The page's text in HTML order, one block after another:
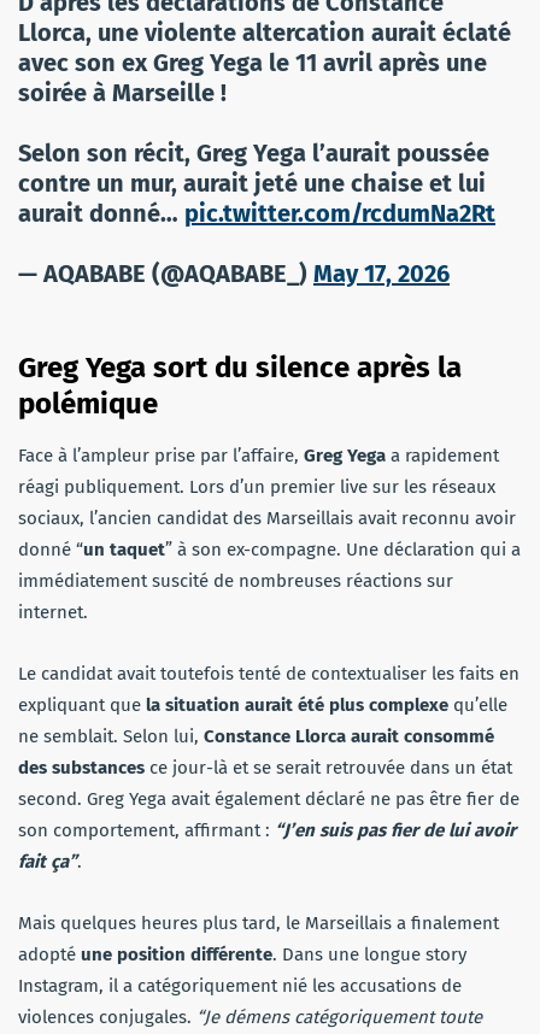
Llorca, une violente altercation aurait éclaté
avec son ex Greg Yega le 11 avril après une
soirée à Marseille !
Selon son récit, Greg Yega l’aurait poussée
contre un mur, aurait jeté une chaise et lui
aurait donné… pic.twitter.com/rcdumNa2Rt
— AQABABE (@AQABABE_) May 17, 2026
Greg Yega sort du silence après la
polémique
Face à l’ampleur prise par l’affaire, Greg Yega a rapidement
réagi publiquement. Lors d’un premier live sur les réseaux
sociaux, l’ancien candidat des Marseillais avait reconnu avoir
donné “un taquet” à son ex-compagne. Une déclaration qui a
immédiatement suscité de nombreuses réactions sur
internet.
Le candidat avait toutefois tenté de contextualiser les faits en
expliquant que la situation aurait été plus complexe qu’elle
ne semblait. Selon lui, Constance Llorca aurait consommé
des substances ce jour-là et se serait retrouvée dans un état
second. Greg Yega avait également déclaré ne pas être fier de
son comportement, affirmant : “J’en suis pas fier de lui avoir
fait ça”.
Mais quelques heures plus tard, le Marseillais a finalement
adopté une position différente. Dans une longue story
Instagram, il a catégoriquement nié les accusations de
violences conjugales. “Je démens catégoriquement toute